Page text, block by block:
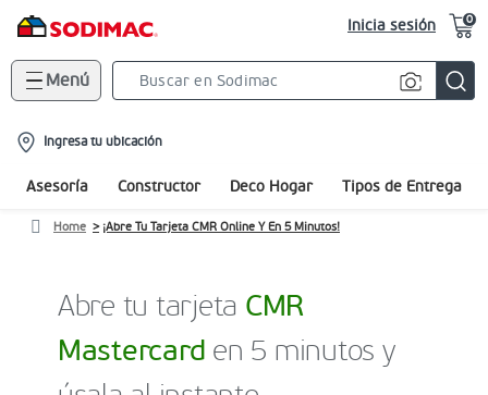
Inicia sesión 0
Menú
location-
icon
Ingresa tu ubicación
Asesoría Constructor Deco Hogar Tipos de Entrega
Home ¡Abre Tu Tarjeta CMR Online Y En 5 Minutos!
Abre tu tarjeta CMR
Mastercard en 5 minutos y